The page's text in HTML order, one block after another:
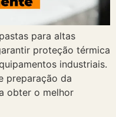
para altas
proteção térmica
industriais.
preparação da
obter o melhor